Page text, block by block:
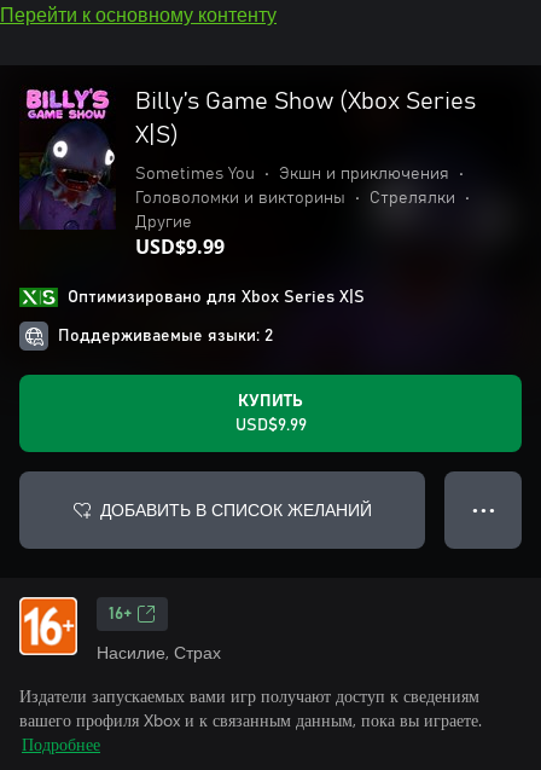
Перейти к основному контенту
Billy’s Game Show (Xbox Series
X|S)
Sometimes You • Экшн и приключения
•
Головоломки и викторины
• Стрелялки
•
Другие
USD$9.99
Оптимизировано для Xbox Series X|S
Поддерживаемые языки: 2
КУПИТЬ
USD$9.99
ДОБАВИТЬ В СПИСОК ЖЕЛАНИЙ ● ● ●
16+
Насилие, Страх
Издатели запускаемых вами игр получают доступ к сведениям
вашего профиля Xbox и к связанным данным, пока вы играете.
Подробнее